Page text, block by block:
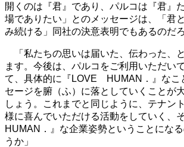
開くのは『君』であり、パルコは『君』
場でありたい」とのメッセージは、「君
み続ける」同社の決意表明でもあるのだろ
「私たちの思いは届いた、伝わった、
ます。今後は、パルコをご利用いただい
て、具体的に『LOVE HUMAN．』なこ
セージを腑（ふ）に落としていくことが
しょう。これまでと同じように、テナン
様に喜んでいただける活動をしていく、
HUMAN．』な企業姿勢ということにな
うか」